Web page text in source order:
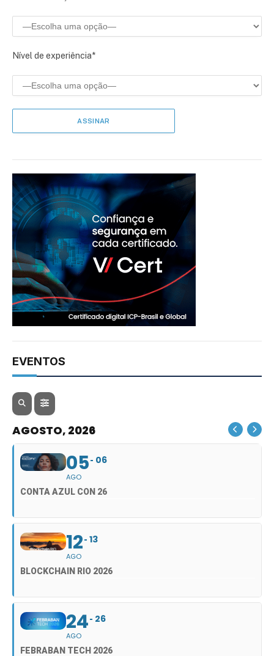
Nível de experiência*
EVENTOS
AGOSTO, 2026
05
AGO
06
CONTA AZUL CON 26
12
AGO
13
BLOCKCHAIN RIO 2026
24
AGO
26
FEBRABAN TECH 2026